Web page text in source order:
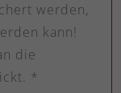
werden,
kann!
die
*